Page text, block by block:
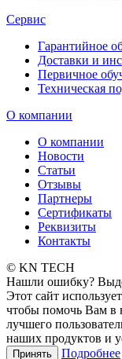
Сервис
Гарантийное
Доставки и
Первичное
Техническая
О компании
О компании
Новости
Статьи
Отзывы
Партнеры
Сертификаты
Реквизиты
Контакты
© KN TECH
Нашли ошибку?
Этот сайт
чтобы помочь Вам в
лучшего
наших продуктов и
Принять Подробнее